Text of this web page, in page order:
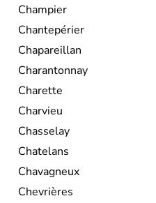
Champier
Chantepérier
Chapareillan
Charantonnay
Charette
Charvieu
Chasselay
Chatelans
Chavagneux
Chevrières